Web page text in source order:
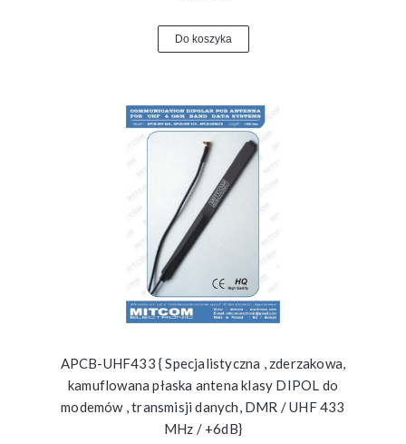
Do koszyka
APCB-UHF433 { Specjalistyczna , zderzakowa,
kamuflowana płaska antena klasy DIPOL do
modemów , transmisji danych, DMR / UHF 433
MHz / +6dB}